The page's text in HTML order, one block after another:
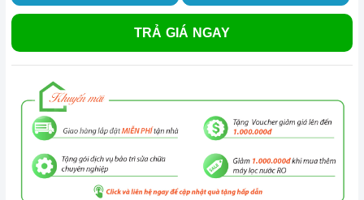
TRẢ GIÁ NGAY